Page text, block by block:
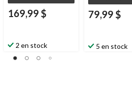
169,99 $
2 en stock
79,99 $
5 en stock